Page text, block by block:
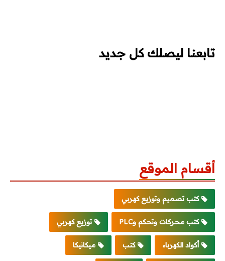
تابعنا ليصلك كل جديد
أقسام الموقع
كتب تصميم وتوزيع كهربي
كتب محركات وتحكم وPLC توزيع كهربي
أكواد الكهرباء كتب ميكانيكا